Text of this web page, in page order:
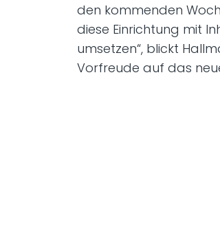
den kommenden
diese Einrichtung mit
umsetzen“, blickt
Vorfreude auf das